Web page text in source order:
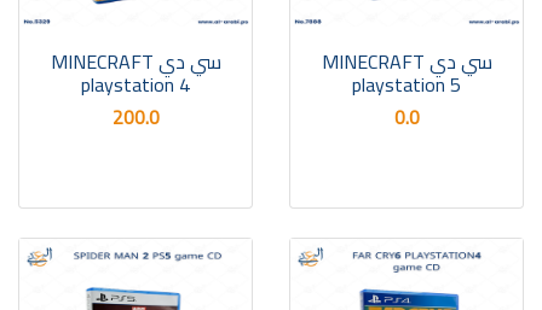
سي دي MINECRAFT
playstation 5
0.0
سي دي MINECRAFT
playstation 4
200.0